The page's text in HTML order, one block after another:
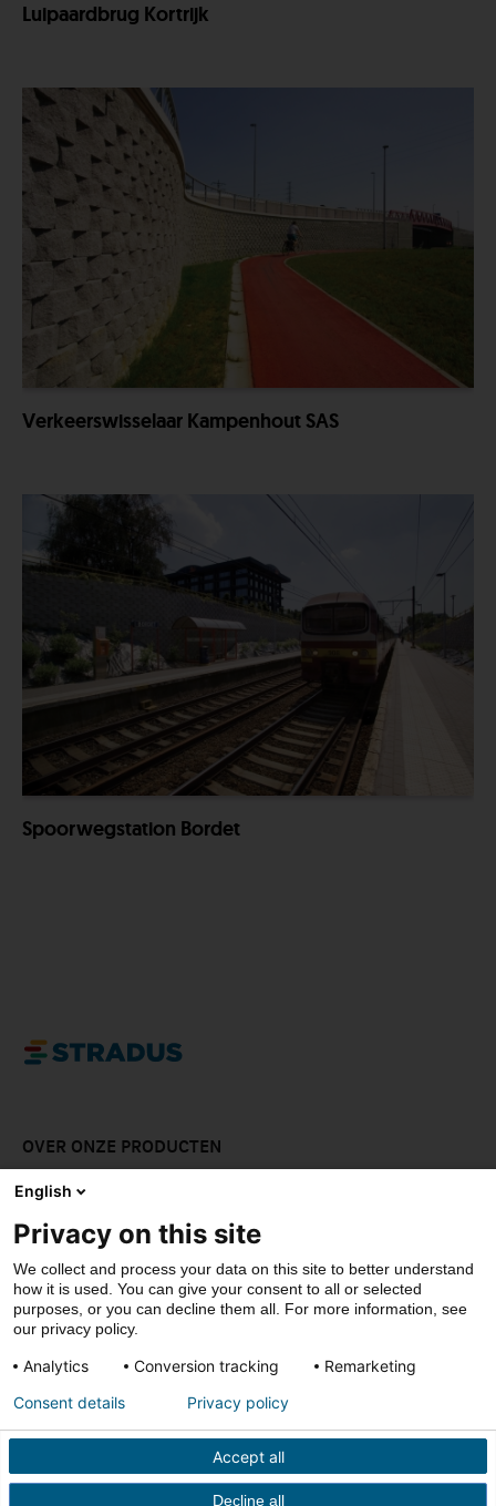
Luipaardbrug Kortrijk
Verkeerswisselaar Kampenhout SAS
Spoorwegstation Bordet
OVER ONZE PRODUCTEN
LAAT JE INSPIREREN
DOWNLOADS
CONTACT
© Stradus
Privacy- & cookiepolicy
Disclaimer
Verkoopsvoorwaarden
English
Privacy on this site
We collect and process your data on this site to better understand
how it is used. You can give your consent to all or selected
purposes, or you can decline them all. For more information, see
our privacy policy.
Analytics Conversion tracking Remarketing
Accept all
Decline all
Consent details Privacy policy